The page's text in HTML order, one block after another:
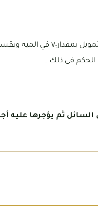
تقدمت لبنك الرياض وعندي أرض
الحكم في ذلك .
ثم يؤجرها عليه